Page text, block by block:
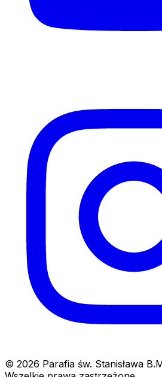
© 2026 Parafia św. Stanisława